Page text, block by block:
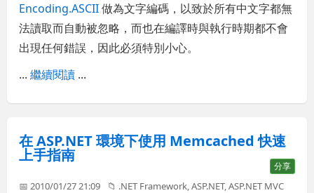
Encoding.ASCII做為文字編碼，以致於所有中文字都無
法讀取而自動被忽略，而也在編譯時與執行時期都不會
出現任何錯誤，因此必須特別小心。
...繼續閱讀 ...
在 ASP.NET 環境下使用 Memcached 快速
上手指南
分享
📅 2010/01/27 21:09 📁 .NET Framework,ASP.NET,ASP.NET MVC